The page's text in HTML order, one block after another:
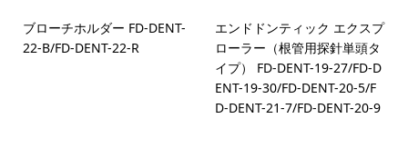
ブローチホルダー FD-DENT-
22-B/FD-DENT-22-R
エンドドンティック エクスプ
ローラー（根管用探針単頭タ
イプ） FD-DENT-19-27/FD-D
ENT-19-30/FD-DENT-20-5/F
D-DENT-21-7/FD-DENT-20-9